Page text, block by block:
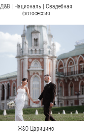
Д&В | Националь | Свадебная
фотосессия
Ж&О Царицино